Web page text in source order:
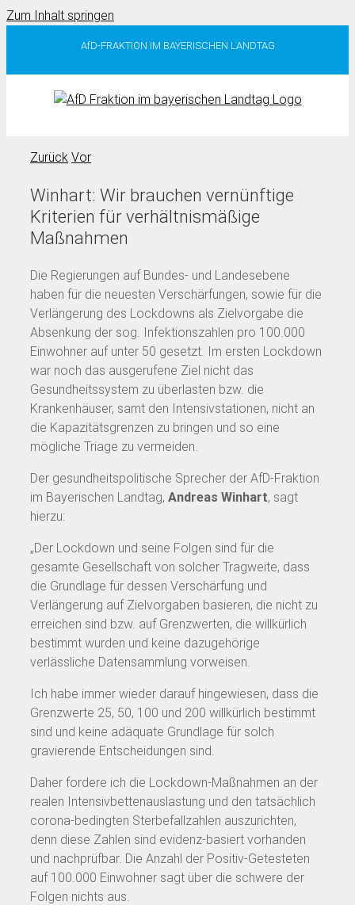
Zum Inhalt springen
AfD-FRAKTION IM BAYERISCHEN LANDTAG
Zurück Vor
Winhart: Wir brauchen vernünftige
Kriterien für verhältnismäßige
Maßnahmen
Die Regierungen auf Bundes- und Landesebene
haben für die neuesten Verschärfungen, sowie für die
Verlängerung des Lockdowns als Zielvorgabe die
Absenkung der sog. Infektionszahlen pro 100.000
Einwohner auf unter 50 gesetzt. Im ersten Lockdown
war noch das ausgerufene Ziel nicht das
Gesundheitssystem zu überlasten bzw. die
Krankenhäuser, samt den Intensivstationen, nicht an
die Kapazitätsgrenzen zu bringen und so eine
mögliche Triage zu vermeiden.
Der gesundheitspolitische Sprecher der AfD-Fraktion
im Bayerischen Landtag, Andreas Winhart, sagt
hierzu:
„Der Lockdown und seine Folgen sind für die
gesamte Gesellschaft von solcher Tragweite, dass
die Grundlage für dessen Verschärfung und
Verlängerung auf Zielvorgaben basieren, die nicht zu
erreichen sind bzw. auf Grenzwerten, die willkürlich
bestimmt wurden und keine dazugehörige
verlässliche Datensammlung vorweisen.
Ich habe immer wieder darauf hingewiesen, dass die
Grenzwerte 25, 50, 100 und 200 willkürlich bestimmt
sind und keine adäquate Grundlage für solch
gravierende Entscheidungen sind.
Daher fordere ich die Lockdown-Maßnahmen an der
realen Intensivbettenauslastung und den tatsächlich
corona-bedingten Sterbefallzahlen auszurichten,
denn diese Zahlen sind evidenz-basiert vorhanden
und nachprüfbar. Die Anzahl der Positiv-Getesteten
auf 100.000 Einwohner sagt über die schwere der
Folgen nichts aus.